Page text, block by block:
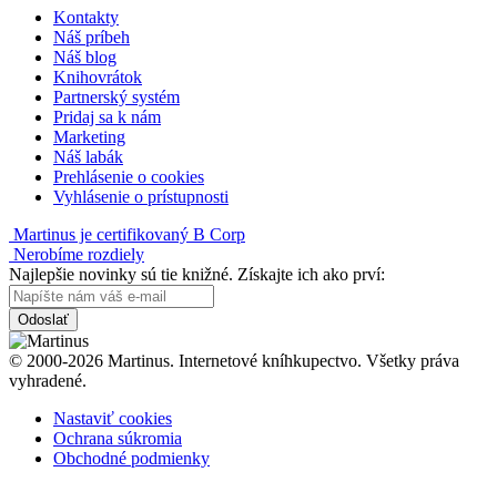
Kontakty
Náš príbeh
Náš blog
Knihovrátok
Partnerský systém
Pridaj sa k nám
Marketing
Náš labák
Prehlásenie o cookies
Vyhlásenie o prístupnosti
Martinus je certifikovaný B Corp
Nerobíme rozdiely
Najlepšie novinky sú tie knižné. Získajte ich ako prví:
Odoslať
© 2000-2026 Martinus. Internetové kníhkupectvo. Všetky práva
vyhradené.
Nastaviť cookies
Ochrana súkromia
Obchodné podmienky